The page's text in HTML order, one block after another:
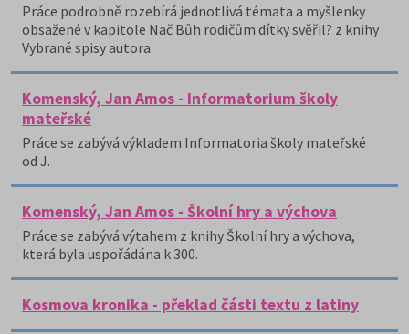
Práce podrobně rozebírá jednotlivá témata a myšlenky
obsažené v kapitole Nač Bůh rodičům dítky svěřil? z knihy
Vybrané spisy autora.
Komenský, Jan Amos - Informatorium školy
mateřské
Práce se zabývá výkladem Informatoria školy mateřské
od J.
Komenský, Jan Amos - Školní hry a výchova
Práce se zabývá výtahem z knihy Školní hry a výchova,
která byla uspořádána k 300.
Kosmova kronika - překlad části textu z latiny